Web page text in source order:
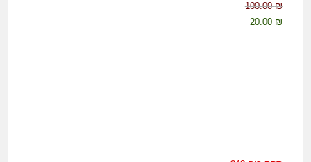
100.00₪
20.00 ₪